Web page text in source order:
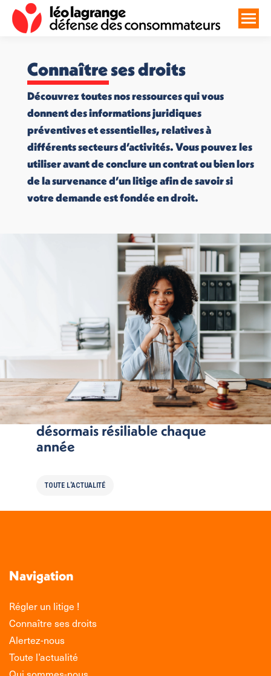
Connaître ses droits
Découvrez toutes nos ressources qui vous
donnent des informations juridiques
préventives et essentielles, relatives à
différents secteurs d’activités. Vous pouvez les
utiliser avant de conclure un contrat ou bien lors
de la survenance d’un litige afin de savoir si
votre demande est fondée en droit.
Une assurance emprunteur
désormais résiliable chaque
année
TOUTE L'ACTUALITÉ
Navigation
Régler un litige !
Connaître ses droits
Alertez-nous
Toute l’actualité